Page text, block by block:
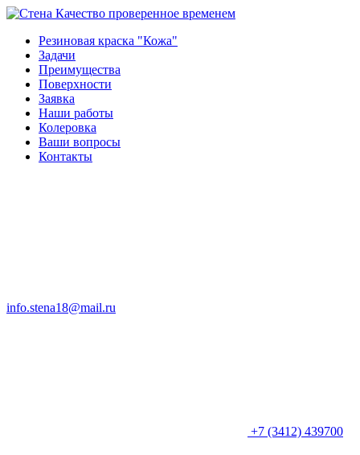
Качество проверенное временем
Резиновая краска "Кожа"
Задачи
Преимущества
Поверхности
Заявка
Наши работы
Колеровка
Ваши вопросы
Контакты
info.stena18@mail.ru
+7 (3412) 439700